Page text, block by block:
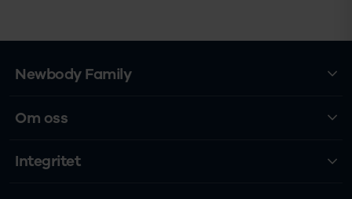
Newbody Family
Om oss
Integritet